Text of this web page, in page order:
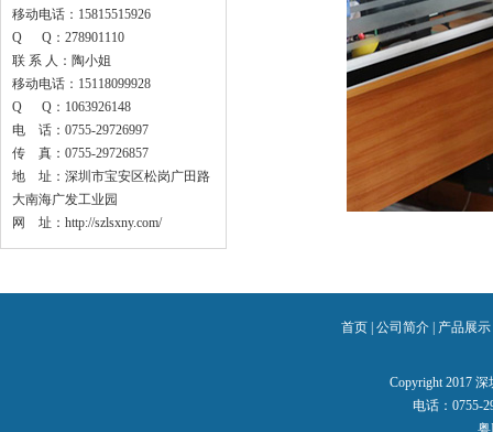
移动电话：15815515926
Q Q：278901110
联 系 人：陶小姐
移动电话：15118099928
Q Q：1063926148
电 话：0755-29726997
传 真：0755-29726857
地 址：深圳市宝安区松岗广田路
大南海广发工业园
网 址：http://szlsxny.com/
首页 公司简介 产品展示
Copyright 2017
电话：0755-
粤